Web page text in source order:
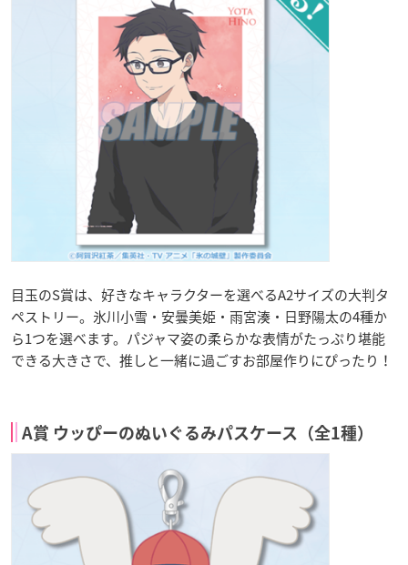
目玉のS賞は、好きなキャラクターを選べるA2サイズの大判タ
ペストリー。氷川小雪・安曇美姫・雨宮湊・日野陽太の4種か
ら1つを選べます。パジャマ姿の柔らかな表情がたっぷり堪能
できる大きさで、推しと一緒に過ごすお部屋作りにぴったり！
A賞 ウッぴーのぬいぐるみパスケース（全1種）